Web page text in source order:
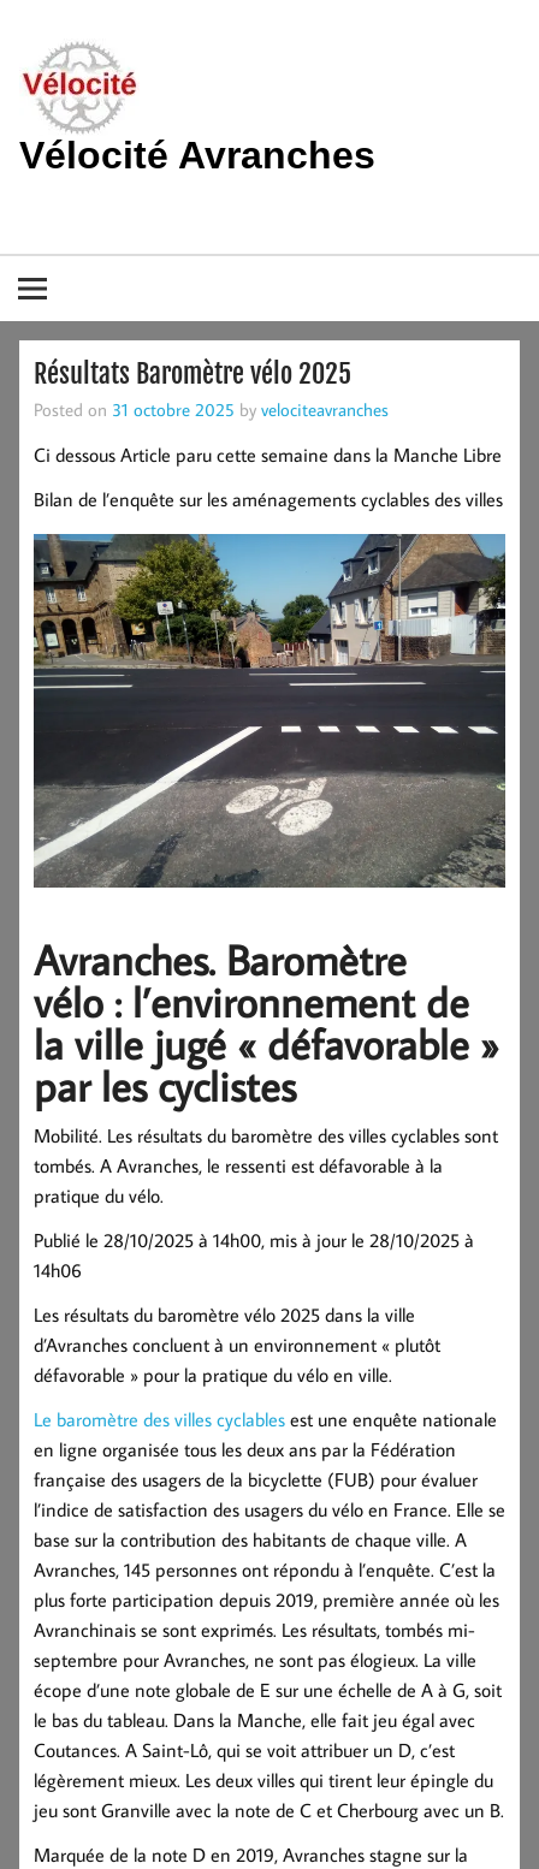
content
Vélocité Avranches
Résultats Baromètre vélo 2025
Posted on 31 octobre 2025 by velociteavranches
Ci dessous Article paru cette semaine dans la Manche Libre
Bilan de l’enquête sur les aménagements cyclables des villes
Avranches. Baromètre
vélo : l’environnement de
la ville jugé « défavorable »
par les cyclistes
Mobilité. Les résultats du baromètre des villes cyclables sont
tombés. A Avranches, le ressenti est défavorable à la
pratique du vélo.
Publié le 28/10/2025 à 14h00, mis à jour le 28/10/2025 à
14h06
Les résultats du baromètre vélo 2025 dans la ville
d’Avranches concluent à un environnement « plutôt
défavorable » pour la pratique du vélo en ville.
Le baromètre des villes cyclables est une enquête nationale
en ligne organisée tous les deux ans par la Fédération
française des usagers de la bicyclette (FUB) pour évaluer
l’indice de satisfaction des usagers du vélo en France. Elle se
base sur la contribution des habitants de chaque ville. A
Avranches, 145 personnes ont répondu à l’enquête. C’est la
plus forte participation depuis 2019, première année où les
Avranchinais se sont exprimés. Les résultats, tombés mi-
septembre pour Avranches, ne sont pas élogieux. La ville
écope d’une note globale de E sur une échelle de A à G, soit
le bas du tableau. Dans la Manche, elle fait jeu égal avec
Coutances. A Saint-Lô, qui se voit attribuer un D, c’est
légèrement mieux. Les deux villes qui tirent leur épingle du
jeu sont Granville avec la note de C et Cherbourg avec un B.
Marquée de la note D en 2019, Avranches stagne sur la